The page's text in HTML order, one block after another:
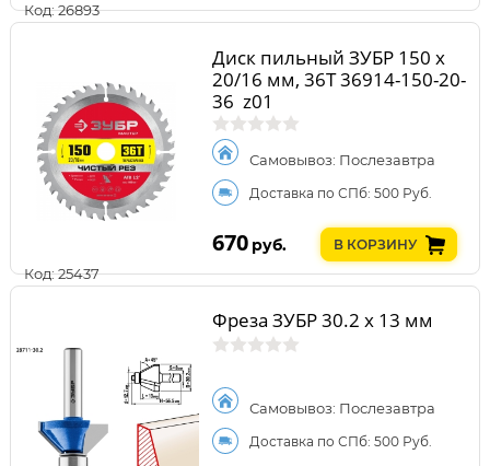
Код: 26893
Код: 25437
Диск пильный ЗУБР 150 x
20/16 мм, 36T 36914-150-20-
36_z01
Самовывоз: Послезавтра
Доставка по СПб: 500 Руб.
670 руб. В КОРЗИНУ
Фреза ЗУБР 30.2 x 13 мм
Самовывоз: Послезавтра
Доставка по СПб: 500 Руб.